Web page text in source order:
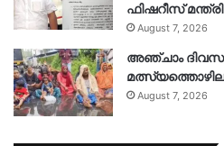
ഫിഷറീസ് മന്ത്രി
August 7, 2026
അഞ്ചാം
August 7, 2026